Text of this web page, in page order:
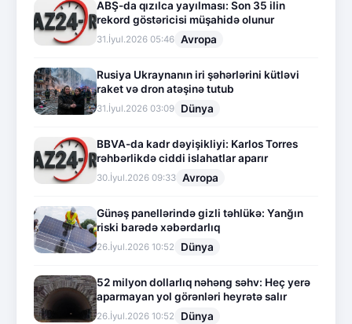
ABŞ-da qızılca yayılması: Son 35 ilin
rekord göstəricisi müşahidə olunur
31.İyul.2026 05:46 Avropa
Rusiya Ukraynanın iri şəhərlərini kütləvi
raket və dron atəşinə tutub
31.İyul.2026 03:09 Dünya
BBVA-da kadr dəyişikliyi: Karlos Torres
rəhbərlikdə ciddi islahatlar aparır
30.İyul.2026 09:33 Avropa
Günəş panellərində gizli təhlükə: Yanğın
riski barədə xəbərdarlıq
26.İyul.2026 10:52 Dünya
52 milyon dollarlıq nəhəng səhv: Heç yerə
aparmayan yol görənləri heyrətə salır
26.İyul.2026 10:52 Dünya